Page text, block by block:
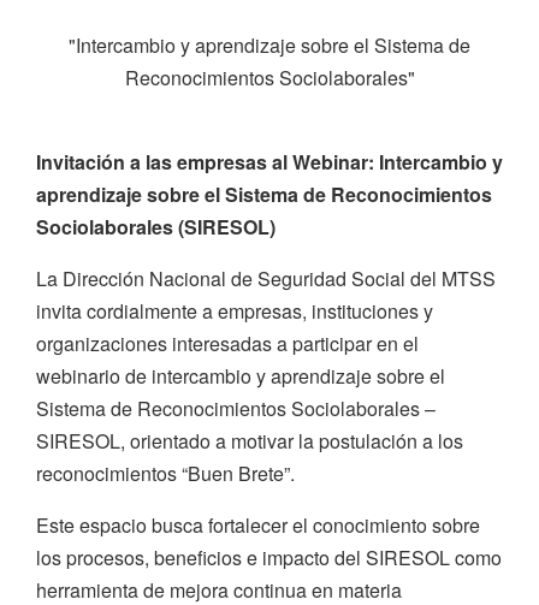
"Intercambio y aprendizaje sobre el Sistema de
Reconocimientos Sociolaborales"
Invitación a las empresas al Webinar: Intercambio y
aprendizaje sobre el Sistema de Reconocimientos
Sociolaborales (SIRESOL)
La Dirección Nacional de Seguridad Social del MTSS
invita cordialmente a empresas, instituciones y
organizaciones interesadas a participar en el
webinario de intercambio y aprendizaje sobre el
Sistema de Reconocimientos Sociolaborales –
SIRESOL, orientado a motivar la postulación a los
reconocimientos “Buen Brete”.
Este espacio busca fortalecer el conocimiento sobre
los procesos, beneficios e impacto del SIRESOL como
herramienta de mejora continua en materia